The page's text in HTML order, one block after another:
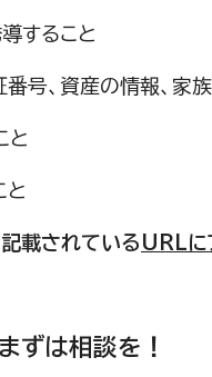
すること
号、資産の情報、家
と
と
載されている URLに
ずは相談を！